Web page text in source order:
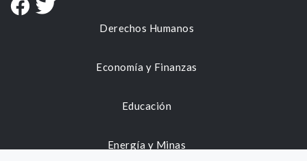
Derechos Humanos
Economía y Finanzas
Educación
Energía y Minas